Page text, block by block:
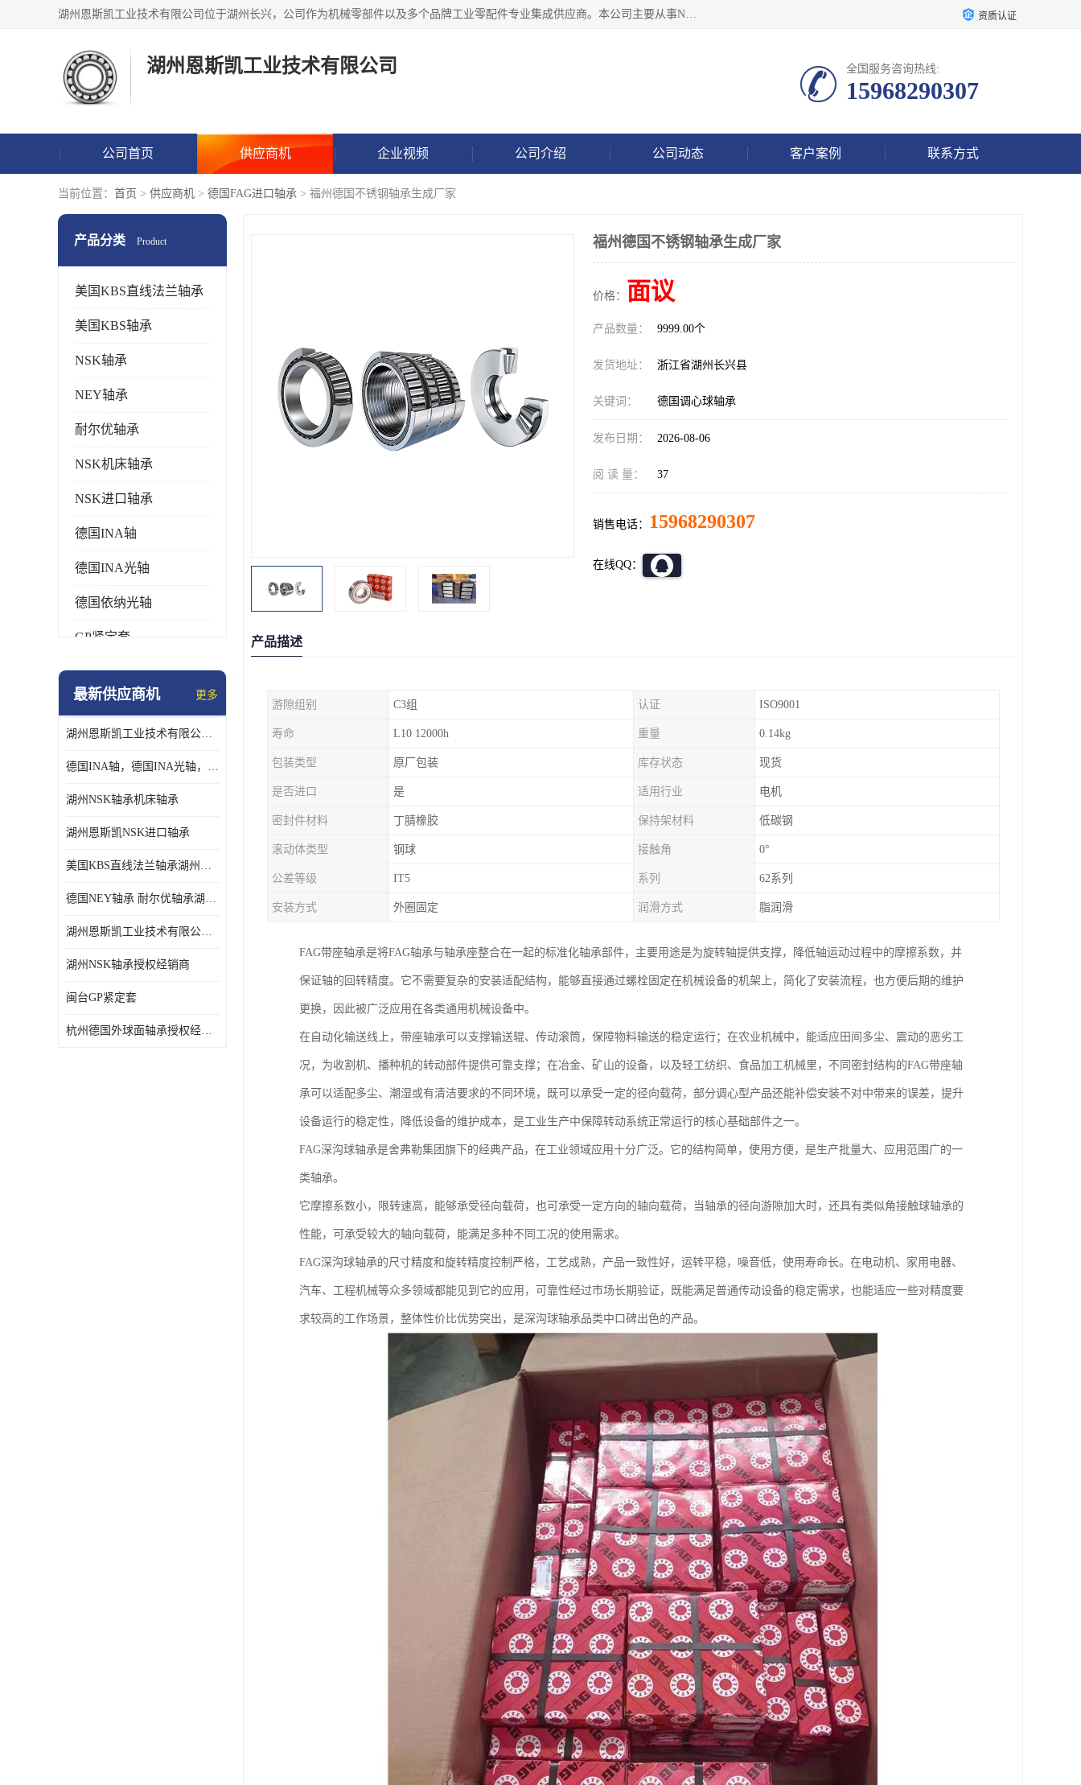
湖州恩斯凯工业技术有限公司位于湖州长兴，公司作为机械零部件以及多个品牌工业零配件专业集成供应商。本公司主要从事NSK进口轴承、SKF进口轴承、FAG进口轴承、NTN进口轴承、国产轴承：ZWZ、HRB、C&U轴承外球面轴承、导轨、丝杠、滑块、 润滑油、工业皮带及其他工业零部件的销售. 资质认证
湖州恩斯凯工业技术有限公司 全国服务咨询热线:
15968290307
公司首页 供应商机 企业视频 公司介绍 公司动态 客户案例 联系方式
当前位置： 首页 > 供应商机 > 德国FAG进口轴承 > 福州德国不锈钢轴承生成厂家
产品分类 Product
美国KBS直线法兰轴承
美国KBS轴承
NSK轴承
NEY轴承
耐尔优轴承
NSK机床轴承
NSK进口轴承
德国INA轴
德国INA光轴
德国依纳光轴
GP紧定套
SKF轴承
日本NSK进口轴承
德国INA进口轴承
最新供应商机 更多
湖州恩斯凯工业技术有限公司 湖州NSK轴承
德国INA轴，德国INA光轴，德国依纳光轴
湖州NSK轴承机床轴承
湖州恩斯凯NSK进口轴承
美国KBS直线法兰轴承湖州KBS轴承
德国NEY轴承 耐尔优轴承湖州代理商
湖州恩斯凯工业技术有限公司NSK轴承*经销商
湖州NSK轴承授权经销商
闽台GP紧定套
杭州德国外球面轴承授权经销商
福州德国不锈钢轴承生成厂家
价格： 面议
产品数量： 9999.00个
发货地址： 浙江省湖州长兴县
关键词： 德国调心球轴承
发布日期： 2026-08-06
阅 读 量： 37
销售电话： 15968290307
在线QQ：
产品描述
游隙组别 C3组 认证 ISO9001
寿命 L10 12000h 重量 0.14kg
包装类型 原厂包装 库存状态 现货
是否进口 是 适用行业 电机
密封件材料 丁腈橡胶 保持架材料 低碳钢
滚动体类型 钢球 接触角 0°
公差等级 IT5 系列 62系列
安装方式 外圈固定 润滑方式 脂润滑
FAG带座轴承是将FAG轴承与轴承座整合在一起的标准化轴承部件，主要用途是为旋转轴提供支撑，降低轴运动过程中的摩擦系数，并
保证轴的回转精度。它不需要复杂的安装适配结构，能够直接通过螺栓固定在机械设备的机架上，简化了安装流程，也方便后期的维护
更换，因此被广泛应用在各类通用机械设备中。
在自动化输送线上，带座轴承可以支撑输送辊、传动滚筒，保障物料输送的稳定运行；在农业机械中，能适应田间多尘、震动的恶劣工
况，为收割机、播种机的转动部件提供可靠支撑；在冶金、矿山的设备，以及轻工纺织、食品加工机械里，不同密封结构的FAG带座轴
承可以适配多尘、潮湿或有清洁要求的不同环境，既可以承受一定的径向载荷，部分调心型产品还能补偿安装不对中带来的误差，提升
设备运行的稳定性，降低设备的维护成本，是工业生产中保障转动系统正常运行的核心基础部件之一。
FAG深沟球轴承是舍弗勒集团旗下的经典产品，在工业领域应用十分广泛。它的结构简单，使用方便，是生产批量大、应用范围广的一
类轴承。
它摩擦系数小，限转速高，能够承受径向载荷，也可承受一定方向的轴向载荷，当轴承的径向游隙加大时，还具有类似角接触球轴承的
性能，可承受较大的轴向载荷，能满足多种不同工况的使用需求。
FAG深沟球轴承的尺寸精度和旋转精度控制严格，工艺成熟，产品一致性好，运转平稳，噪音低，使用寿命长。在电动机、家用电器、
汽车、工程机械等众多领域都能见到它的应用，可靠性经过市场长期验证，既能满足普通传动设备的稳定需求，也能适应一些对精度要
求较高的工作场景，整体性价比优势突出，是深沟球轴承品类中口碑出色的产品。